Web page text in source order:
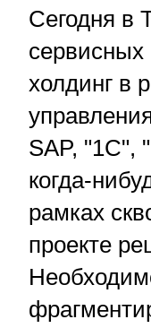
Сегодня в
сервисных
холдинг в
SAP, "1С",
когда-
рамках
проекте